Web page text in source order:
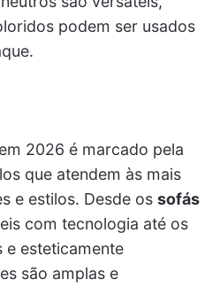
podem ser usados
2026 é marcado pela
que atendem às mais
e estilos. Desde os sofás
com tecnologia até os
e esteticamente
são amplas e